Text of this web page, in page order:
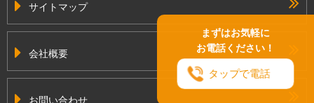
まずはお気軽に
お電話ください！
タップで電話
サイトマップ
会社概要
お問い合わせ